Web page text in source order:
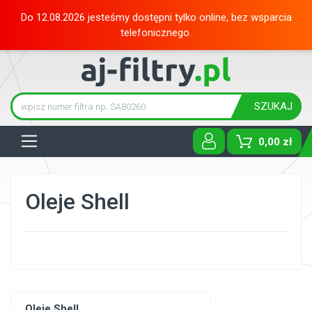
Do 12.08.2026 jesteśmy dostępni tylko online, bez wsparcia
telefonicznego.
SZUKAJ
0,00 zł
Oleje Shell